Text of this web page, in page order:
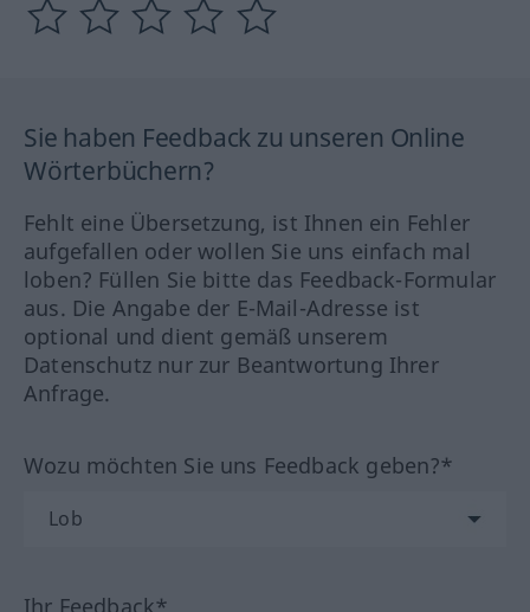
Sie haben Feedback zu unseren Online
Wörterbüchern?
Fehlt eine Übersetzung, ist Ihnen ein Fehler
aufgefallen oder wollen Sie uns einfach mal
loben? Füllen Sie bitte das Feedback-Formular
aus. Die Angabe der E-Mail-Adresse ist
optional und dient gemäß unserem
Datenschutz nur zur Beantwortung Ihrer
Anfrage.
Wozu möchten Sie uns Feedback geben?*
Ihr Feedback*